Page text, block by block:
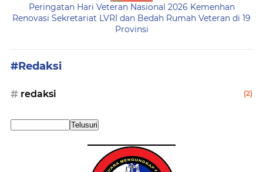
Peringatan Hari Veteran Nasional 2026 Kemenhan
Renovasi Sekretariat LVRI dan Bedah Rumah Veteran di 19
Provinsi
#Redaksi
redaksi (2)